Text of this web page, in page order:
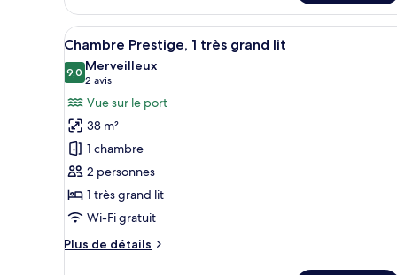
Chambre
Prestige,
Plusieurs
Afficher
toutes
les
photos
pour
ce
type
de
chambre :
Chambre
Prestige,
Une chambre d’hôtel
6
Chambre Prestige, 1 très grand lit
9,09,0 sur 10
Merveilleux
2 avis
(2 avis)
Vue sur le port
38 m²
1 chambre
2 personnes
1 très grand lit
Wi-Fi gratuit
Plus de détails
Plus